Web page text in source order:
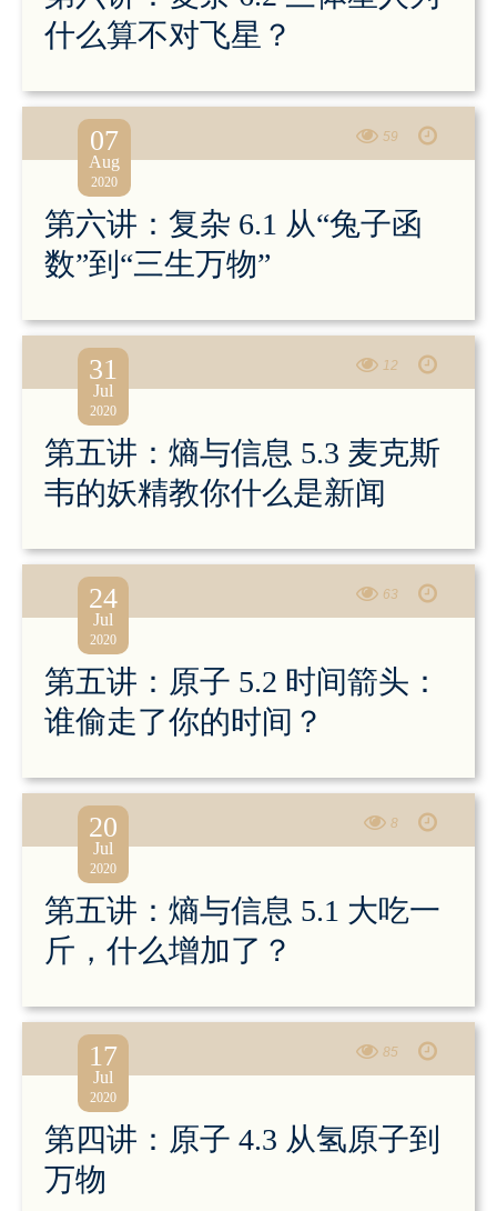
什么算不对飞星？
59
第六讲：复杂 6.1 从“兔子函
数”到“三生万物”
07
Aug
2020
12
第五讲：熵与信息 5.3 麦克斯
韦的妖精教你什么是新闻
31
Jul
2020
63
第五讲：原子 5.2 时间箭头：
谁偷走了你的时间？
24
Jul
2020
8
第五讲：熵与信息 5.1 大吃一
斤，什么增加了？
20
Jul
2020
85
第四讲：原子 4.3 从氢原子到
万物
17
Jul
2020